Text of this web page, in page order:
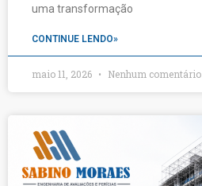
uma transformação
CONTINUE LENDO»
maio 11, 2026 Nenhum comentário